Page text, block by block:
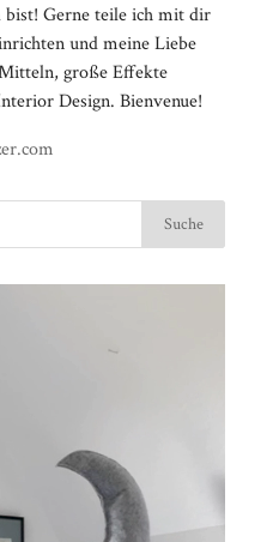
bist! Gerne teile ich mit dir
und meine Liebe
große Effekte
Design. Bienvenue!